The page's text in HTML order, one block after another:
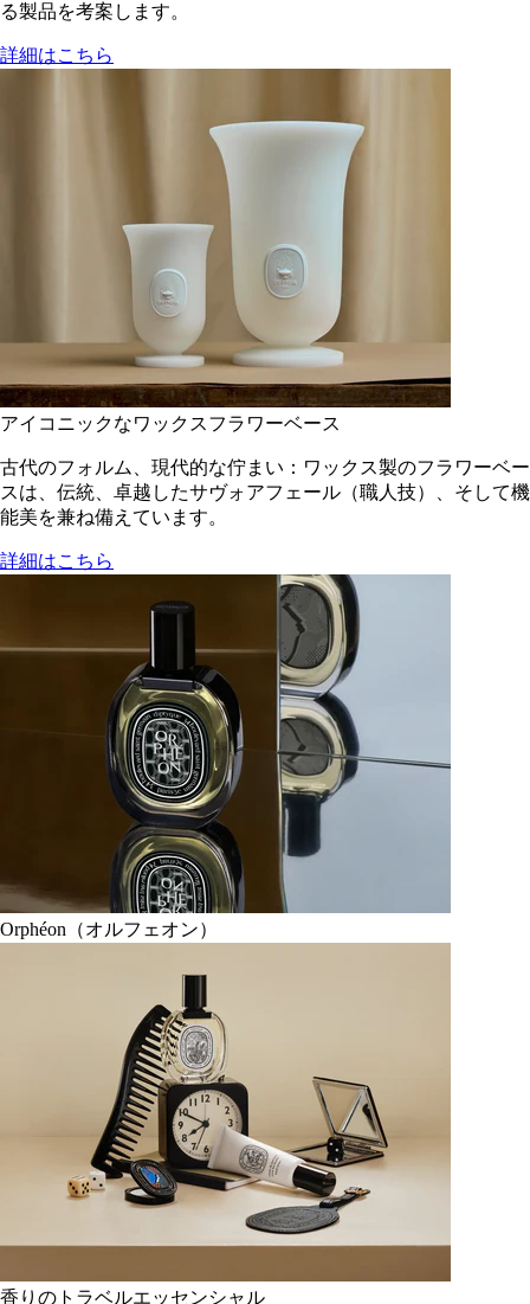
る製品を考案します。
詳細はこちら
アイコニックなワックスフラワーベース
古代のフォルム、現代的な佇まい：ワックス製のフラワーベー
スは、伝統、卓越したサヴォアフェール（職人技）、そして機
能美を兼ね備えています。
詳細はこちら
Orphéon（オルフェオン）
香りのトラベルエッセンシャル